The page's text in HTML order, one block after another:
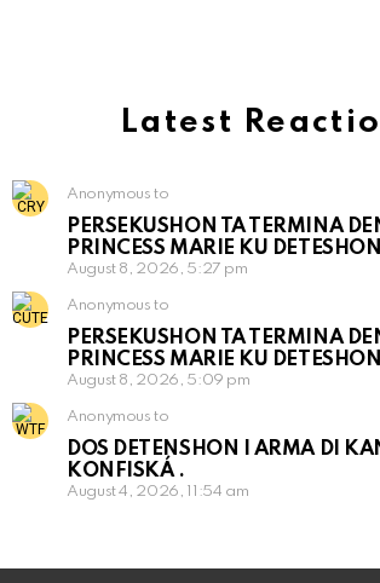
Latest
Anonymous to
PERSEKUSHON TA TERMINA
PRINCESS MARIE KU
August 8, 2026, 5:27 pm
Anonymous to
PERSEKUSHON TA TERMINA
PRINCESS MARIE KU
August 8, 2026, 5:09 pm
Anonymous to
DOS DETENSHON I ARMA DI
KONFISKÁ .
August 4, 2026, 11:54 am